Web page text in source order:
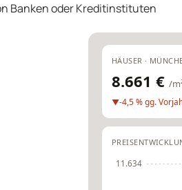
Banken oder Kreditinstituten
HÄUSER ·
8.661 € /
▼-4,5 % gg.
11.634